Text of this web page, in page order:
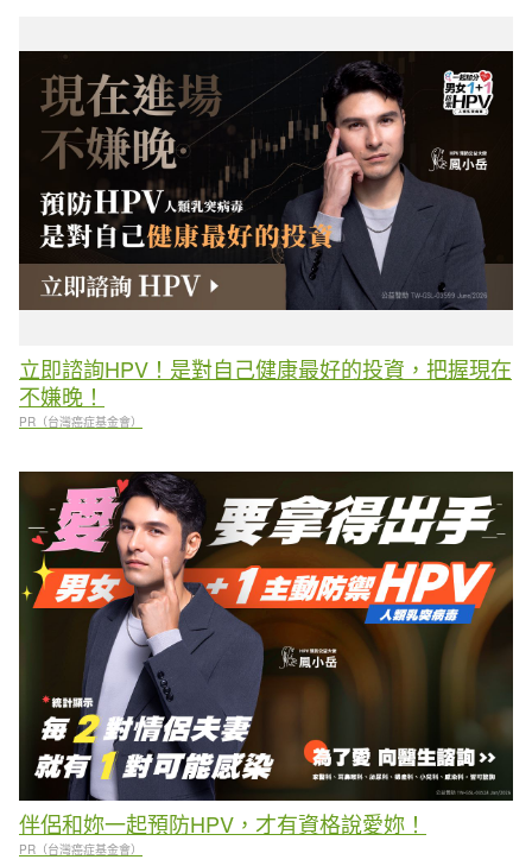
立即諮詢HPV！是對自己健康最好的投資，把握現在
不嫌晚！
PR（台灣癌症基金會）
伴侶和妳一起預防HPV，才有資格說愛妳！
PR（台灣癌症基金會）